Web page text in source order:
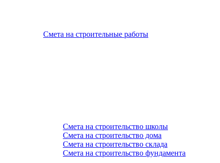
Смета на строительные работы
Смета на строительство школы
Смета на строительство дома
Смета на строительство склада
Смета на строительство фундамента